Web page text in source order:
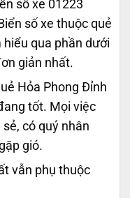
số xe 01223
số xe thuộc quẻ
qua phần dưới
giản nhất.
Hỏa Phong Đỉnh
tốt. Mọi việc
có quý nhân
gió.
vẫn phụ thuộc